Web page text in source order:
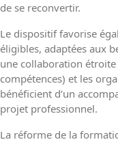
de se reconvertir.
Le dispositif favorise
éligibles, adaptées aux
une collaboration étroite
compétences) et les
bénéficient d’un
projet professionnel.
La réforme de la